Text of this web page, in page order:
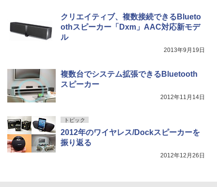
クリエイティブ、複数接続できるBlueto
othスピーカー「Dxm」AAC対応新モデ
ル
2013年9月19日
複数台でシステム拡張できるBluetooth
スピーカー
2012年11月14日
トピック
2012年のワイヤレス/Dockスピーカーを
振り返る
2012年12月26日